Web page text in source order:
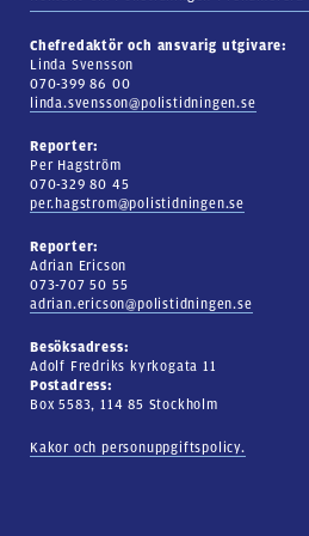
Chefredaktör och ansvarig utgivare:
Linda Svensson
070-399 86 00
linda.svensson@polistidningen.se
Reporter:
Per Hagström
070-329 80 45
per.hagstrom@polistidningen.se
Reporter:
Adrian Ericson
073-707 50 55
adrian.ericson@polistidningen.se
Besöksadress:
Adolf Fredriks kyrkogata 11
Postadress:
Box 5583, 114 85 Stockholm
Kakor och personuppgiftspolicy.